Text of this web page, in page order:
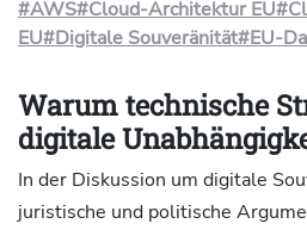
#AWS#Cloud-Architektur EU
EU#Digitale Souveränität#EU-
Warum technische
digitale
In der Diskussion um digitale
juristische und politische